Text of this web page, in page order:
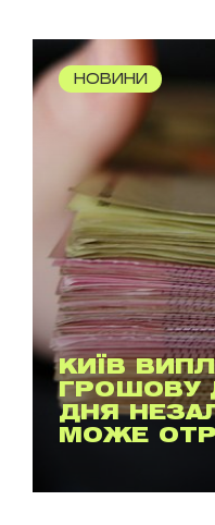
НОВИНИ
КИЇВ
ГРОШОВУ
ДНЯ
МОЖЕ